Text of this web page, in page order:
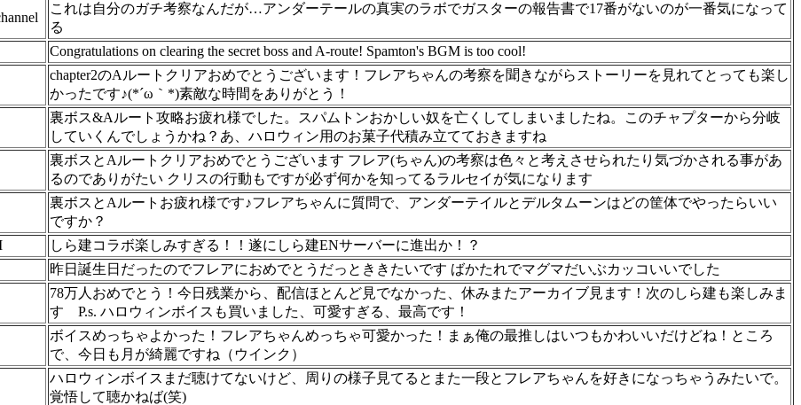
これは自分のガチ考察なんだが…アンダーテールの真実のラボでガスターの報告書で17番がないのが一番気になって
る
Congratulations on clearing the secret boss and A-route! Spamton's BGM is too cool!
chapter2のAルートクリアおめでとうございます！フレアちゃんの考察を聞きながらストーリーを見れてとっても楽し
かったです♪(*´ω｀*)素敵な時間をありがとう！
裏ボス&Aルート攻略お疲れ様でした。スパムトンおかしい奴を亡くしてしまいましたね。このチャプターから分岐
していくんでしょうかね？あ、ハロウィン用のお菓子代積み立てておきますね
裏ボスとAルートクリアおめでとうございます フレア(ちゃん)の考察は色々と考えさせられたり気づかされる事があ
るのでありがたい クリスの行動もですが必ず何かを知ってるラルセイが気になります
裏ボスとAルートお疲れ様です♪フレアちゃんに質問で、アンダーテイルとデルタムーンはどの筐体でやったらいい
ですか？
しら建コラボ楽しみすぎる！！遂にしら建ENサーバーに進出か！？
昨日誕生日だったのでフレアにおめでとうだっとききたいです ばかたれでマグマだいぶカッコいいでした
78万人おめでとう！今日残業から、配信ほとんど見でなかった、休みまたアーカイブ見ます！次のしら建も楽しみま
す P.s. ハロウィンボイスも買いました、可愛すぎる、最高です！
ボイスめっちゃよかった！フレアちゃんめっちゃ可愛かった！まぁ俺の最推しはいつもかわいいだけどね！ところ
で、今日も月が綺麗ですね（ウインク）
ハロウィンボイスまだ聴けてないけど、周りの様子見てるとまた一段とフレアちゃんを好きになっちゃうみたいで。
覚悟して聴かねば(笑)